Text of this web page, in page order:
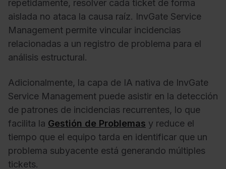
repetidamente, resolver cada ticket de forma
aislada no ataca la causa raíz. InvGate Service
Management permite vincular incidencias
relacionadas a un registro de problema para el
análisis estructural.
Adicionalmente, la capa de IA nativa de InvGate
Service Management puede asistir en la detección
de patrones de incidencias recurrentes, lo que
facilita la Gestión de Problemas y reduce el
tiempo que el equipo tarda en identificar que un
problema subyacente está generando múltiples
tickets.